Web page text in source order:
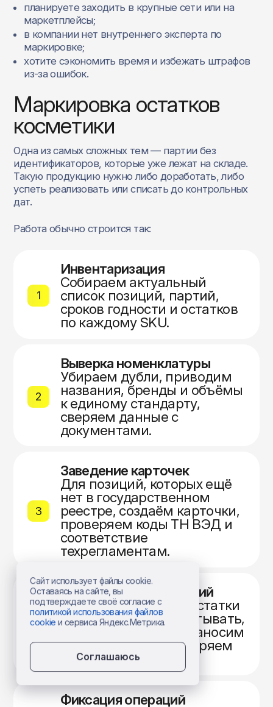
планируете заходить в крупные сети или на
маркетплейсы;
в компании нет внутреннего эксперта по
маркировке;
хотите сэкономить время и избежать штрафов
из-за ошибок.
Маркировка остатков
косметики
Одна из самых сложных тем — партии без
идентификаторов, которые уже лежат на складе.
Такую продукцию нужно либо доработать, либо
успеть реализовать или списать до контрольных
дат.
Работа обычно строится так:
1
Инвентаризация
Собираем актуальный
список позиций, партий,
сроков годности и остатков
по каждому SKU.
2
Выверка номенклатуры
Убираем дубли, приводим
названия, бренды и объёмы
к единому стандарту,
сверяем данные с
документами.
3
Заведение карточек
Для позиций, которых ещё
нет в государственном
реестре, создаём карточки,
проверяем коды ТН ВЭД и
соответствие
техрегламентам.
4
Нанесение обозначений
Определяем, какие остатки
имеет смысл дорабатывать,
заказываем метки, наносим
их на упаковку, проверяем
сканированием.
Фиксация операций
Сайт использует файлы cookie.
Оставаясь на сайте, вы
подтверждаете своё согласие с
политикой использования файлов
cookie и сервиса Яндекс.Метрика.
Соглашаюсь